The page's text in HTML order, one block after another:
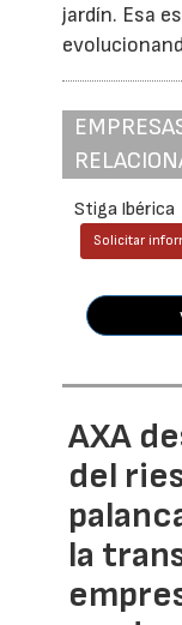
jardín. Esa
Stiga Ibérica
Solicitar
AXA
del
la